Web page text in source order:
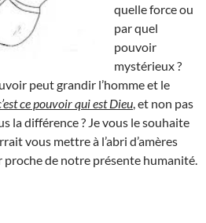
quelle force ou
par quel
pouvoir
mystérieux ?
peut grandir l’homme et le
ce pouvoir qui est Dieu , et non pas
la différence ? Je vous le souhaite
vous mettre à l’abri d’amères
de notre présente humanité.